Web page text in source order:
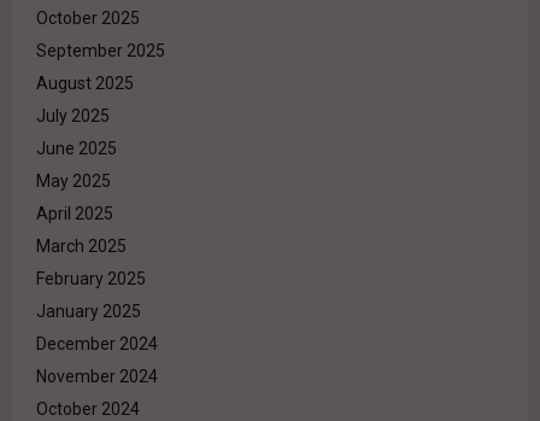
October 2025
September 2025
August 2025
July 2025
June 2025
May 2025
April 2025
March 2025
February 2025
January 2025
December 2024
November 2024
October 2024